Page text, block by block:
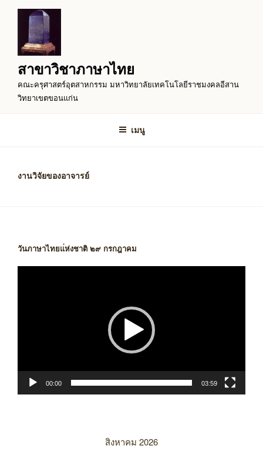
บทความ
สาขาวิชาภาษาไทย
คณะครุศาสตร์อุตสาหกรรม มหาวิทยาลัยเทคโนโลยีราชมงคลอีสาน
วิทยาเขตขอนแก่น
เมนู
งานวิจัยของอาจารย์
วันภาษาไทยแ่ห่งชาติ ๒๙ กรกฎาคม
00:00 03:59
สิงหาคม 2026